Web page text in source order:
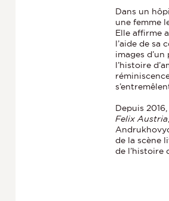
Dans un
une femme
Elle affirme
l’aide de sa
images
l’histoire
Depuis
Felix Austria
de la scène
de l’histoire